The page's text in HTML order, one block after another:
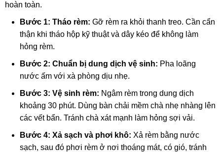
hoàn toàn.
Bước 1: Tháo rèm: Gỡ rèm ra khỏi thanh treo. Cần cẩn
thận khi tháo hộp kỹ thuật và dây kéo để không làm
hỏng rèm.
Bước 2: Chuẩn bị dung dịch vệ sinh: Pha loãng
nước ấm với xà phòng dịu nhẹ.
Bước 3: Vệ sinh rèm: Ngâm rèm trong dung dịch
khoảng 30 phút. Dùng bàn chải mềm chà nhẹ nhàng lên
các vết bẩn. Tránh chà xát mạnh làm hỏng sợi vải.
Bước 4: Xả sạch và phơi khô: Xả rèm bằng nước
sạch, sau đó phơi rèm ở nơi thoáng mát, có gió, tránh